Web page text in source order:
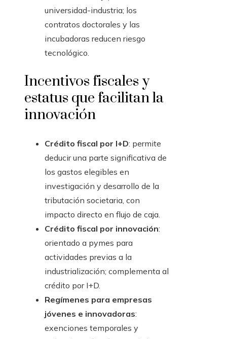
universidad-industria; los
contratos doctorales y las
incubadoras reducen riesgo
tecnológico.
Incentivos fiscales y
estatus que facilitan la
innovación
Crédito fiscal por I+D: permite
deducir una parte significativa de
los gastos elegibles en
investigación y desarrollo de la
tributación societaria, con
impacto directo en flujo de caja.
Crédito fiscal por innovación:
orientado a pymes para
actividades previas a la
industrialización; complementa al
crédito por I+D.
Regímenes para empresas
jóvenes e innovadoras:
exenciones temporales y